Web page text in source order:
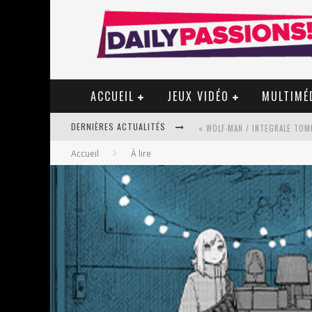
ACCUEIL JEUX VIDÉO
DERNIÈRES ACTUALITÉS « WOLF-MAN / INTEGRALE
« MON VILLAGE RÉVOLTÉ » -
STAR FOX
PSYRIVER 2026 : LA MAGIE
« MOFUSAND / PARLER
Accueil À lire